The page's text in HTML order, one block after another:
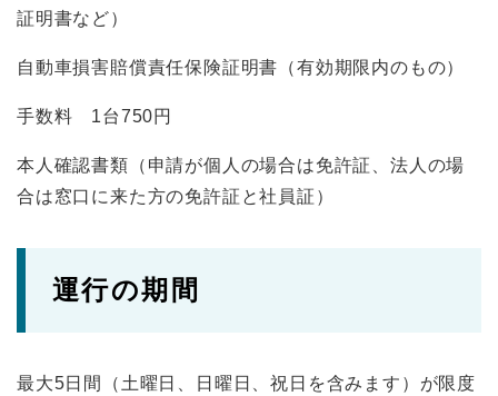
証明書など）
自動車損害賠償責任保険証明書（有効期限内のもの）
手数料 1台750円
本人確認書類（申請が個人の場合は免許証、法人の場
合は窓口に来た方の免許証と社員証）
運行の期間
最大5日間（土曜日、日曜日、祝日を含みます）が限度